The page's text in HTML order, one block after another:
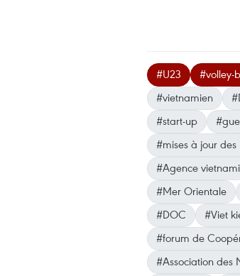
#U23 #volley-
#vietnamien
#start-up
#mises à jour
#Agence
#Mer Orientale
#DOC
#Viet
#forum de
#Association des